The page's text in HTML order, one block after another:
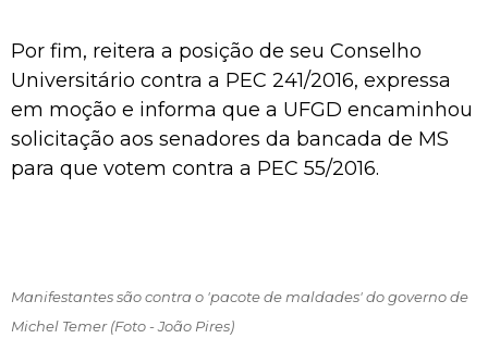
Por fim, reitera a posição de seu Conselho
Universitário contra a PEC 241/2016, expressa
em moção e informa que a UFGD encaminhou
solicitação aos senadores da bancada de MS
para que votem contra a PEC 55/2016.
Manifestantes são contra o 'pacote de maldades' do governo de
Michel Temer (Foto - João Pires)